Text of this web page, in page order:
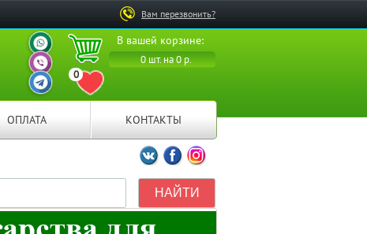
Вам перезвонить?
В вашей корзине:
0 шт. на 0 р.
0
ПЕРЕЙТИ В ИЗБРАННОЕ
ВАШ ПЕРСОНАЛЬНЫЙ
МЕНЕДЖЕР
ВАШ ПЕРСОНАЛЬНЫЙ
МЕНЕДЖЕР
ВАШ ПЕРСОНАЛЬНЫЙ
МЕНЕДЖЕР
ОПЛАТА КОНТАКТЫ
Мы ВКонтакте
Мы на Facebook
Мы в Instagramm